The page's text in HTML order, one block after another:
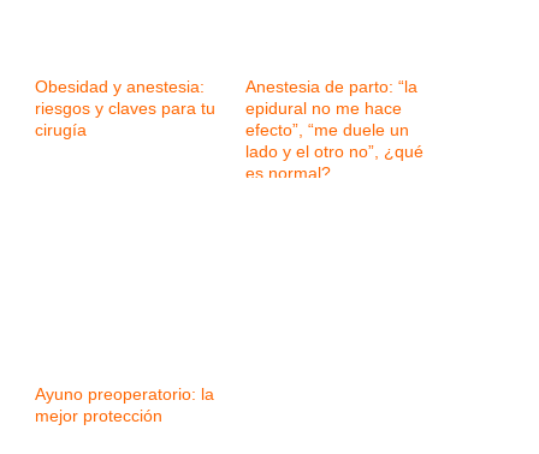
Obesidad y anestesia:
riesgos y claves para tu
cirugía
Anestesia de parto: “la
epidural no me hace
efecto”, “me duele un
lado y el otro no”, ¿qué
es normal?
Ayuno preoperatorio: la
mejor protección